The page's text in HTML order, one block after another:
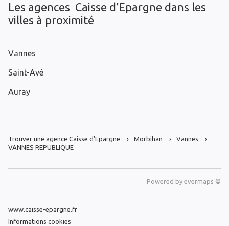
Les agences Caisse d’Epargne dans les
villes à proximité
Vannes
Saint-Avé
Auray
Trouver une agence Caisse d’Epargne Morbihan
Vannes
VANNES REPUBLIQUE
Powered by evermaps ©
www.caisse-epargne.fr
Informations cookies